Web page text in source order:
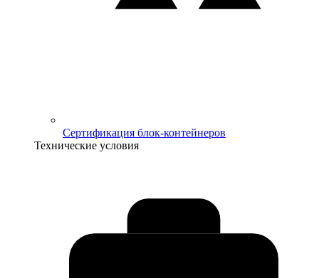
Сертификация блок-контейнеров
Технические условия